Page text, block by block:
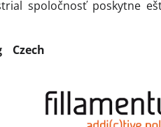
spoločnosť poskytne
Czech